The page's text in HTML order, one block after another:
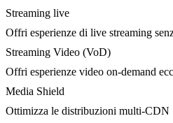
Streaming live
Offri esperienze di live streaming
Streaming Video (VoD)
Offri esperienze video on-demand
Media Shield
Ottimizza le distribuzioni multi-CDN